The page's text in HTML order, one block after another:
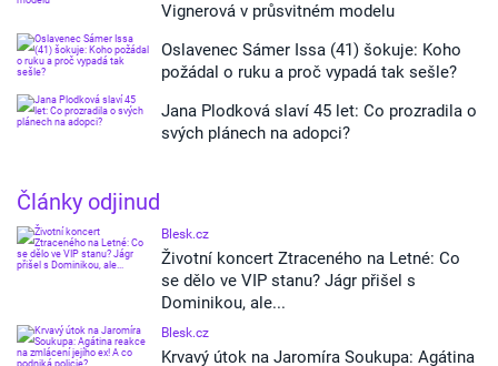
Vignerová v průsvitném modelu
Oslavenec Sámer Issa (41) šokuje: Koho
požádal o ruku a proč vypadá tak sešle?
Jana Plodková slaví 45 let: Co prozradila o
svých plánech na adopci?
Články odjinud
Blesk.cz
Životní koncert Ztraceného na Letné: Co
se dělo ve VIP stanu? Jágr přišel s
Dominikou, ale...
Blesk.cz
Krvavý útok na Jaromíra Soukupa: Agátina